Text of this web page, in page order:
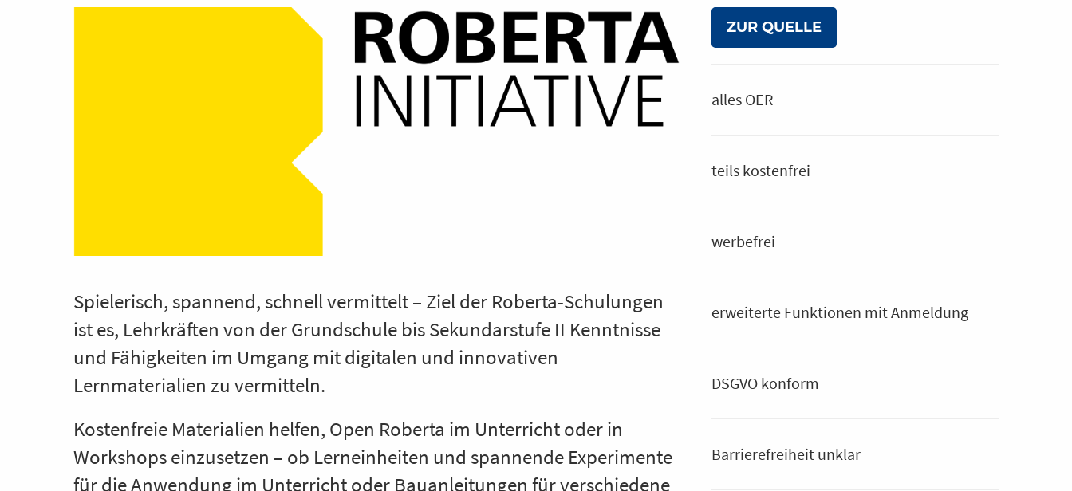
Spielerisch, spannend, schnell vermittelt – Ziel der Roberta-Schulungen
ist es, Lehrkräften von der Grundschule bis Sekundarstufe II Kenntnisse
und Fähigkeiten im Umgang mit digitalen und innovativen
Lernmaterialien zu vermitteln.
Kostenfreie Materialien helfen, Open Roberta im Unterricht oder in
Workshops einzusetzen – ob Lerneinheiten und spannende Experimente
für die Anwendung im Unterricht oder Bauanleitungen für verschiedene
ZUR QUELLE
alles OER
teils kostenfrei
werbefrei
erweiterte Funktionen mit Anmeldung
DSGVO konform
Barrierefreiheit unklar